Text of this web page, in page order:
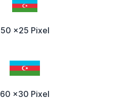
50 x25 Pixel
60 x30 Pixel